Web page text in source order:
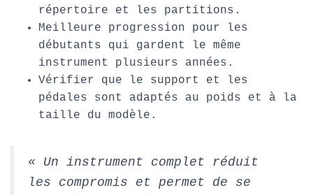
répertoire et les partitions.
Meilleure progression pour les
débutants qui gardent le même
instrument plusieurs années.
Vérifier que le support et les
pédales sont adaptés au poids et à la
taille du modèle.
« Un instrument complet réduit
les compromis et permet de se